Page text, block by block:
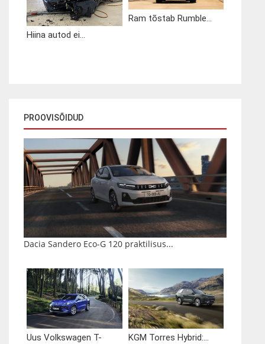
Hiina autod ei...
Ram tõstab Rumble...
PROOVISÕIDUD
Dacia Sandero Eco-G 120 praktilisus...
Uus Volkswagen T-
KGM Torres Hybrid:...